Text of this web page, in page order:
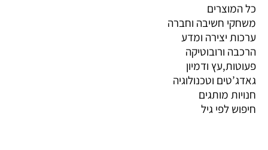
כל המוצרים
משחקי חשיבה וחברה
ערכות יצירה ומדע
הרכבה ורובוטיקה
פעוטות,עץ ודמיון
גאדג’טים וטכנולוגיה
חנויות מותגים
חיפוש לפי גיל